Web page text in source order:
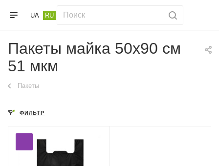
UA RU
Пакеты майка 50х90 см
51 мкм
Пакеты
ФИЛЬТР